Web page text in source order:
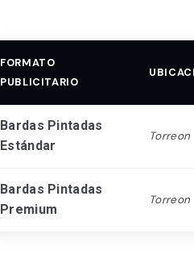
FORMATO
PUBLICITARIO
Bardas Pintadas
Estándar
Torreon
Bardas Pintadas
Premium
Torreon